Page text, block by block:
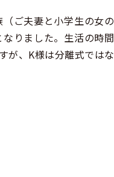
ご夫妻と小学生の女の
りました。生活の時間
が、K様は分離式ではな